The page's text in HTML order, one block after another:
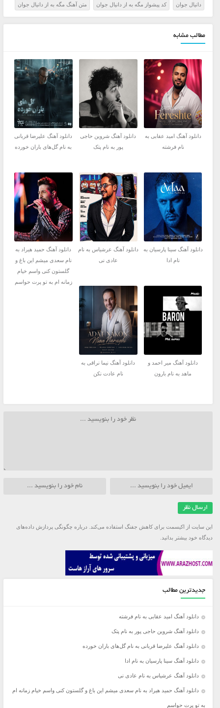
دانیال جوان کد پیشواز مگه به از دانیال جوان متن آهنگ مگه به از دانیال جوان
مطالب مشابه
دانلود آهنگ امید عقابی به
نام فرشته
دانلود آهنگ شروین حاجی
پور به نام پتک
دانلود آهنگ علیرضا قربانی
به نام گل‌های باران خورده
دانلود آهنگ سینا پارسیان به
نام ادا
دانلود آهنگ عرشیاس به نام
عادی نی
دانلود آهنگ حمید هیراد به
نام سعدی میشم این باغ و
گلستون کنی واسم خیام
زمانه ام به تو پرت حواسم
دانلود آهنگ میر احمد و
ماهد به نام بارون
دانلود آهنگ نیما نراقی به
نام عادت نکن
این سایت از اکیسمت برای کاهش جفنگ استفاده می‌کند. درباره چگونگی پردازش داده‌های
دیدگاه خود بیشتر بدانید.
جدیدترین مطالب
دانلود آهنگ امید عقابی به نام فرشته
دانلود آهنگ شروین حاجی پور به نام پتک
دانلود آهنگ علیرضا قربانی به نام گل‌های باران خورده
دانلود آهنگ سینا پارسیان به نام ادا
دانلود آهنگ عرشیاس به نام عادی نی
دانلود آهنگ حمید هیراد به نام سعدی میشم این باغ و گلستون کنی واسم خیام زمانه ام
به تو پرت حواسم